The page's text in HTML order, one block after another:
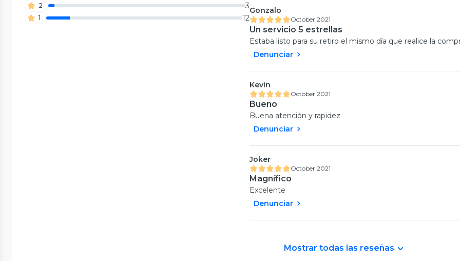
2 3
1 12
Gonzalo
October 2021
Un servicio 5 estrellas
Estaba listo para su retiro el mismo día que realice la
Denunciar
Kevin
October 2021
Bueno
Buena atención y rapidez
Denunciar
Joker
October 2021
Magnífico
Excelente
Denunciar
Mostrar todas las reseñas